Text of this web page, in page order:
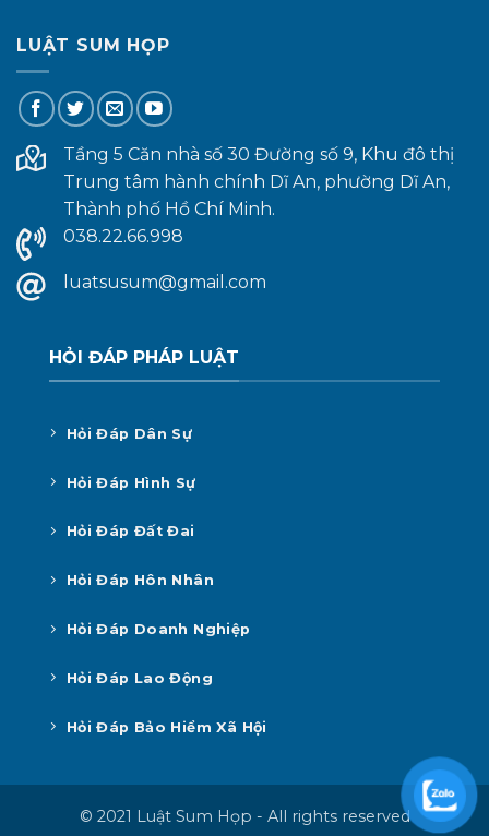
LUẬT SUM HỌP
Tầng 5 Căn nhà số 30 Đường số 9, Khu đô thị
Trung tâm hành chính Dĩ An, phường Dĩ An,
Thành phố Hồ Chí Minh.
038.22.66.998
luatsusum@gmail.com
HỎI ĐÁP PHÁP LUẬT
Hỏi Đáp Dân Sự
Hỏi Đáp Hình Sự
Hỏi Đáp Đất Đai
Hỏi Đáp Hôn Nhân
Hỏi Đáp Doanh Nghiệp
Hỏi Đáp Lao Động
Hỏi Đáp Bảo Hiểm Xã Hội
© 2021 Luật Sum Họp - All rights reserved